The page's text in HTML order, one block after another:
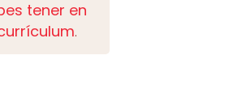
tener en
.